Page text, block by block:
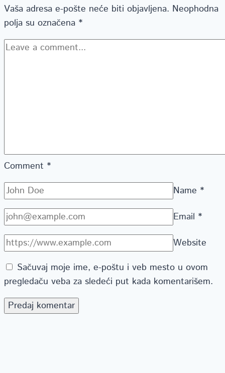
Vaša adresa e-pošte neće biti objavljena. Neophodna
polja su označena *
Comment *
Name *
Email *
Website
Sačuvaj moje ime, e-poštu i veb mesto u ovom
pregledaču veba za sledeći put kada komentarišem.